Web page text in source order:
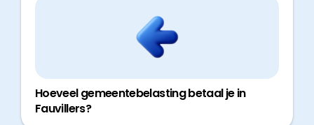
Hoeveel gemeentebelasting betaal je in
Fauvillers?